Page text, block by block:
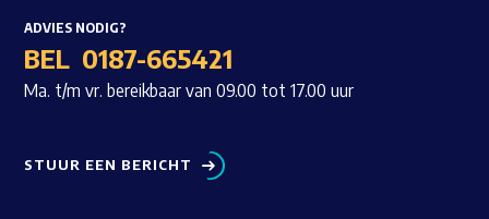
ADVIES NODIG?
BEL 0187-665421
Ma. t/m vr. bereikbaar van 09.00 tot 17.00 uur
STUUR EEN BERICHT